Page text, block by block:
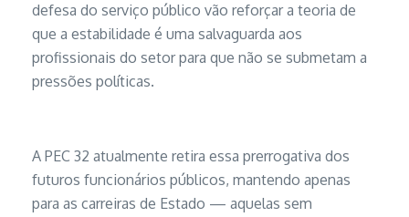
defesa do serviço público vão reforçar a teoria de
que a estabilidade é uma salvaguarda aos
profissionais do setor para que não se submetam a
pressões políticas.
A PEC 32 atualmente retira essa prerrogativa dos
futuros funcionários públicos, mantendo apenas
para as carreiras de Estado — aquelas sem